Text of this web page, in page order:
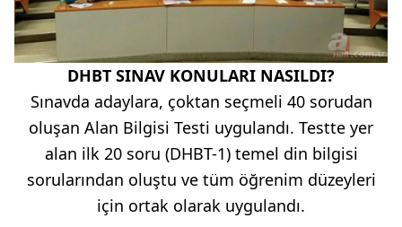
DHBT SINAV KONULARI NASILDI?
Sınavda adaylara, çoktan seçmeli 40 sorudan
oluşan Alan Bilgisi Testi uygulandı. Testte yer
alan ilk 20 soru (DHBT-1) temel din bilgisi
sorularından oluştu ve tüm öğrenim düzeyleri
için ortak olarak uygulandı.